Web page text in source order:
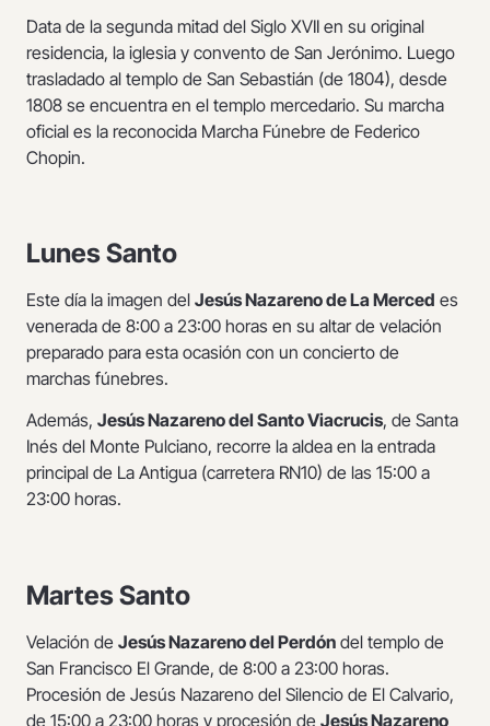
Data de la segunda mitad del Siglo XVII en su original
residencia, la iglesia y convento de San Jerónimo. Luego
trasladado al templo de San Sebastián (de 1804), desde
1808 se encuentra en el templo mercedario. Su marcha
oficial es la reconocida Marcha Fúnebre de Federico
Chopin.
Lunes Santo
Este día la imagen del Jesús Nazareno de La Merced es
venerada de 8:00 a 23:00 horas en su altar de velación
preparado para esta ocasión con un concierto de
marchas fúnebres.
Además, Jesús Nazareno del Santo Viacrucis, de Santa
Inés del Monte Pulciano, recorre la aldea en la entrada
principal de La Antigua (carretera RN10) de las 15:00 a
23:00 horas.
Martes Santo
Velación de Jesús Nazareno del Perdón del templo de
San Francisco El Grande, de 8:00 a 23:00 horas.
Procesión de Jesús Nazareno del Silencio de El Calvario,
de 15:00 a 23:00 horas y procesión de Jesús Nazareno